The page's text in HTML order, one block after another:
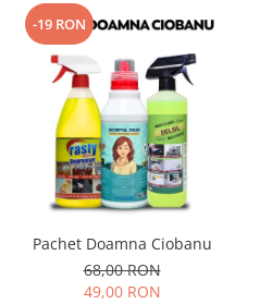
-19 RON
Pachet Doamna Ciobanu
68,00 RON
49,00 RON